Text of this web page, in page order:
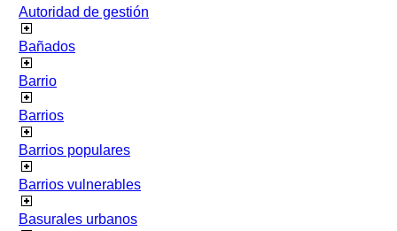
Autoridad de gestión
Bañados
Barrio
Barrios
Barrios populares
Barrios vulnerables
Basurales urbanos